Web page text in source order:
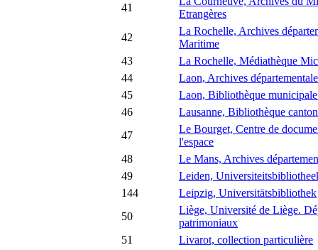
41
Etrangères
42
La Rochelle, Archives
Maritime
43
La Rochelle, Médiathèque
44
Laon, Archives
45
Laon, Bibliothèque
46
Lausanne, Bibliothèque
47
Le Bourget, Centre de
l'espace
48
Le Mans, Archives
49
Leiden,
144
Leipzig, Universitätsbibliothek
50
Liège, Université de Liège.
patrimoniaux
51
Livarot, collection particulière